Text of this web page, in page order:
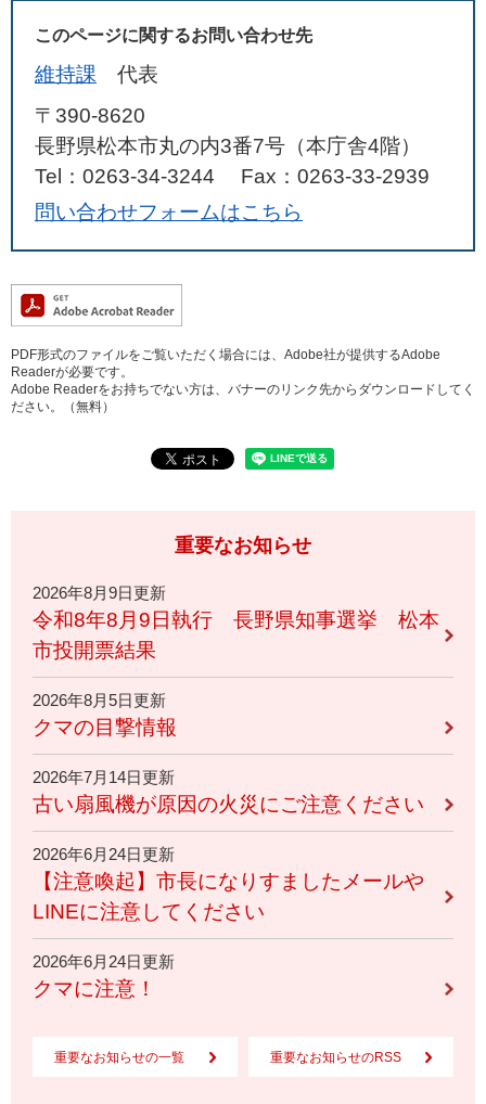
このページに関するお問い合わせ先
維持課
代表
〒390-8620
長野県松本市丸の内3番7号（本庁舎4階）
Tel：0263-34-3244
Fax：0263-33-2939
問い合わせフォームはこちら
PDF形式のファイルをご覧いただく場合には、Adobe社が提供するAdobe
Readerが必要です。
Adobe Readerをお持ちでない方は、バナーのリンク先からダウンロードしてく
ださい。（無料）
重要なお知らせ
2026年8月9日更新
令和8年8月9日執行 長野県知事選挙 松本
市投開票結果
2026年8月5日更新
クマの目撃情報
2026年7月14日更新
古い扇風機が原因の火災にご注意ください
2026年6月24日更新
【注意喚起】市長になりすましたメールや
LINEに注意してください
2026年6月24日更新
クマに注意！
重要なお知らせの一覧 重要なお知らせのRSS